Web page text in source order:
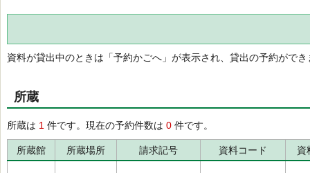
資料が貸出中のときは「予約かごへ」が表示され、貸出の予約ができ
所蔵
所蔵は 1 件です。現在の予約件数は 0 件です。
所蔵館 所蔵場所 請求記号 資料コード 資